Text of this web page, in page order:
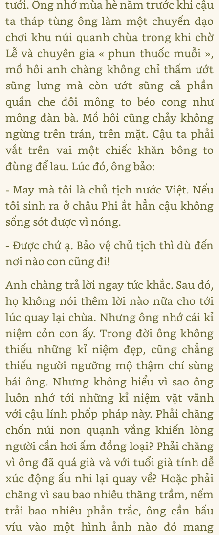
tưới. Ông nhớ mùa hè năm trước khi cậu
ta tháp tùng ông làm một chuyến dạo
chơi khu núi quanh chùa trong khi chờ
Lễ và chuyên gia « phun thuốc muỗi »,
mồ hôi anh chàng không chỉ thấm ướt
sũng lưng mà còn ướt sũng cả phần
quần che đôi mông to béo cong như
mông đàn bà. Mồ hôi cũng chảy không
ngừng trên trán, trên mặt. Cậu ta phải
vắt trên vai một chiếc khăn bông to
đùng để lau. Lúc đó, ông bảo:
- May mà tôi là chủ tịch nước Việt. Nếu
tôi sinh ra ở châu Phi ắt hẳn cậu không
sống sót được vì nóng.
- Được chứ ạ. Bảo vệ chủ tịch thì dù đến
nơi nào con cũng đi!
Anh chàng trả lời ngay tức khắc. Sau đó,
họ không nói thêm lời nào nữa cho tới
lúc quay lại chùa. Nhưng ông nhớ cái kỉ
niệm cỏn con ấy. Trong đời ông không
thiếu những kỉ niệm đẹp, cũng chẳng
thiếu người ngưỡng mộ thậm chí sùng
bái ông. Nhưng không hiểu vì sao ông
luôn nhớ tới những kỉ niệm vặt vãnh
với cậu lính phốp pháp này. Phải chăng
chốn núi non quạnh vắng khiến lòng
người cần hơi ấm đồng loại? Phải chăng
vì ông đã quá già và với tuổi già tính dễ
xúc động ấu nhi lại quay về? Hoặc phải
chăng vì sau bao nhiêu thăng trầm, nếm
trải bao nhiêu phản trắc, ông cần bấu
víu vào một hình ảnh nào đó mang